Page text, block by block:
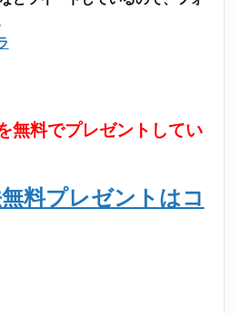
無料でプレゼントしてい
料プレゼントはコ